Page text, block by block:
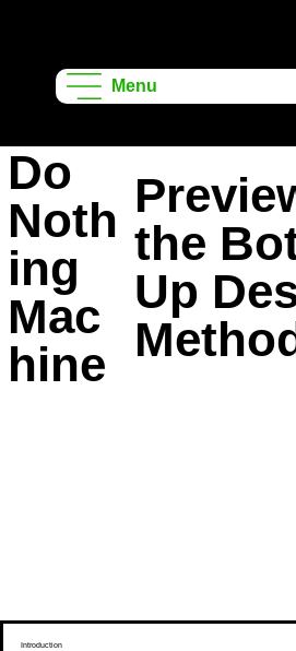
प्रोजेक्ट्स
Menu
Do
Noth
ing
Mac
hine
the
Up
Introduction